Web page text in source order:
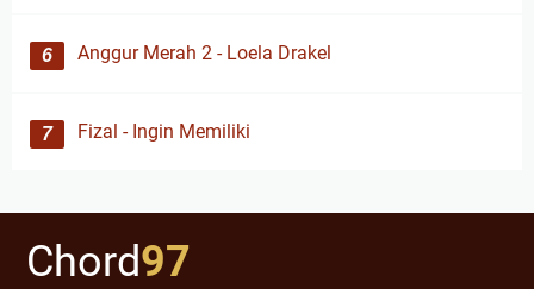
Anggur Merah 2 - Loela Drakel
Fizal - Ingin Memiliki
Chord97